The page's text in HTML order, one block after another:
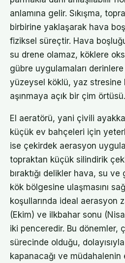
anlamına gelir. Sıkışma,
birbirine yaklaşarak hava
fiziksel süreçtir. Hava
su drene olamaz, köklere
gübre uygulamaları
yüzeysel köklü, yaz stresine
aşınmaya açık bir çim örtüsü.
El aeratörü, yani çivili
küçük ev bahçeleri için
ise çekirdek aerasyon
topraktan küçük silindirik
bıraktığı delikler hava, su
kök bölgesine ulaşmasını
koşullarında ideal aerasyon
(Ekim) ve ilkbahar sonu
iki penceredir. Bu dönemler,
sürecinde olduğu,
kapanacağı ve